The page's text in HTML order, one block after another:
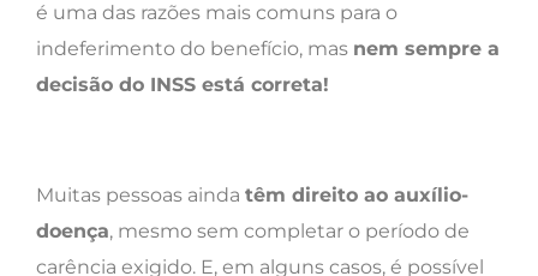
é uma das razões mais comuns para o
indeferimento do benefício, mas nem sempre a
decisão do INSS está correta!
Muitas pessoas ainda têm direito ao auxílio-
doença, mesmo sem completar o período de
carência exigido. E, em alguns casos, é possível